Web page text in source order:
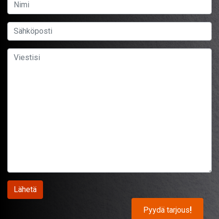
Pyydä tarjous!